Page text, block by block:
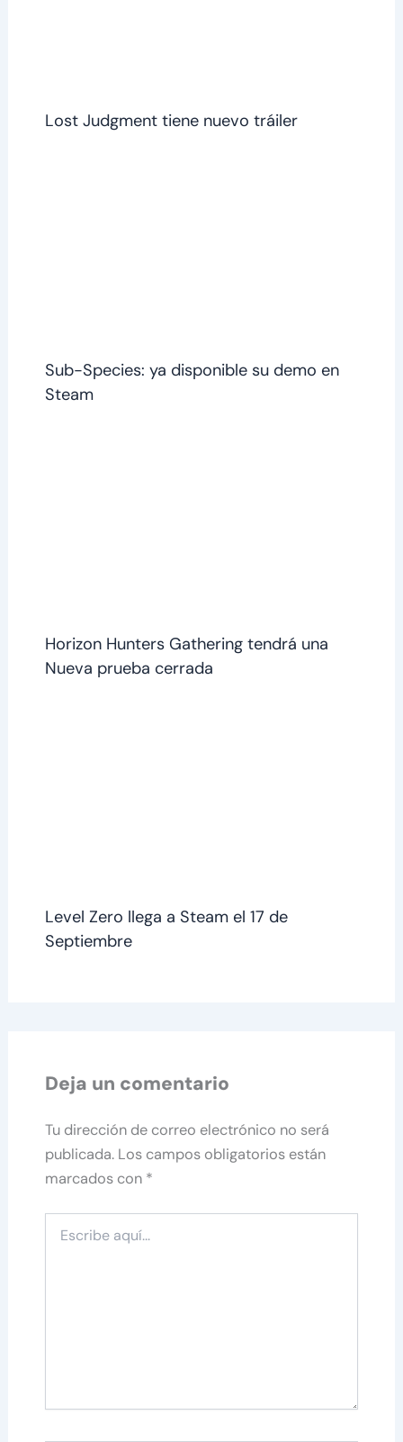
Lost Judgment tiene nuevo tráiler
Sub-Species: ya disponible su demo en
Steam
Horizon Hunters Gathering tendrá una
Nueva prueba cerrada
Level Zero llega a Steam el 17 de
Septiembre
Deja un comentario
Tu dirección de correo electrónico no será
publicada. Los campos obligatorios están
marcados con *
aquí...